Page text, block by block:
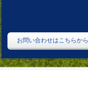
お問い合わせはこちらから